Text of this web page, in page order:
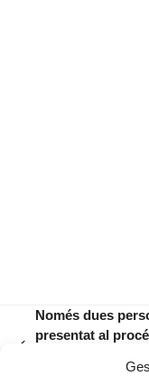
Només dues
presentat al